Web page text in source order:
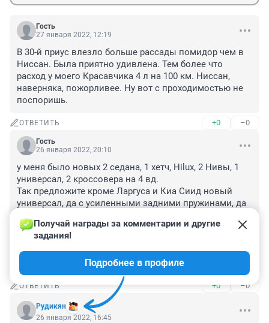
Гость
27 января 2022, 12:19
В 30-й приус влезло больше рассады помидор чем в
Ниссан. Была приятно удивлена. Тем более что
расход у моего Красавчика 4 л на 100 км. Ниссан,
наверняка, пожорливее. Ну вот с проходимостью не
поспоришь.
ОТВЕТИТЬ +0 –0
Гость
26 января 2022, 20:10
у меня было новых 2 седана, 1 хетч, Hilux, 2 Нивы, 1
универсал, 2 кроссовера на 4 вд.
Так предложите кроме Ларгуса и Киа Сиид новый
универсал, да с усиленными задними пружинами, да
задумываясь купил
А то кругом седаны, мои родственники уже достали
просить меня привезти то комод, то стиралку, то
ОТВЕТИТЬ +0 –0
Рудикян
Получай награды за комментарии и другие
задания!
Подробнее в профиле
26 января 2022, 16:45